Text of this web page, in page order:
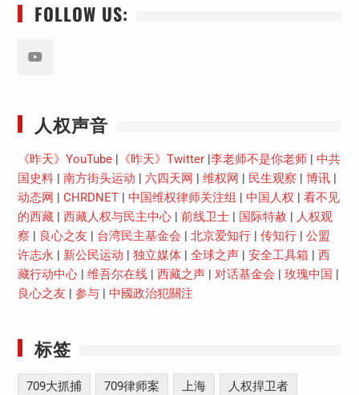
FOLLOW US:
人权声音
《昨天》YouTube| 《昨天》Twitter| 李老师不是你老师| 中共
国史料| 南方街头运动 六四天网 维权网 民生观察 博讯|
动态网
CHRDNET| 中国维权律师关注组 中国人权
看不见
的西藏| 西藏人权与民主中心| 前线卫士| 国际特赦
人权观
察
良心之友 台湾民主基金会 北京爱知行| 传知行| 公盟
许志永
新公民运动 独立媒体| 全球之声| 安全工具箱
西
藏行动中心| 维吾尔在线| 西藏之声| 对话基金会 玫瑰中国
良心之友
参与| 中國政治犯關注
标签
709大抓捕 709律师案 上海 人权捍卫者